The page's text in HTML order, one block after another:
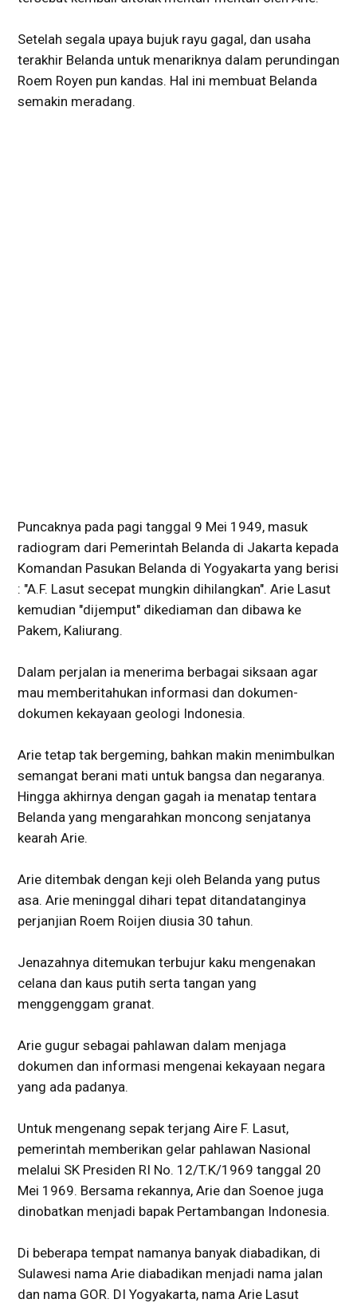
Setelah segala upaya bujuk rayu gagal, dan usaha
terakhir Belanda untuk menariknya dalam perundingan
Roem Royen pun kandas. Hal ini membuat Belanda
semakin meradang.
Puncaknya pada pagi tanggal 9 Mei 1949, masuk
radiogram dari Pemerintah Belanda di Jakarta kepada
Komandan Pasukan Belanda di Yogyakarta yang berisi
: "A.F. Lasut secepat mungkin dihilangkan". Arie Lasut
kemudian "dijemput" dikediaman dan dibawa ke
Pakem, Kaliurang.
Dalam perjalan ia menerima berbagai siksaan agar
mau memberitahukan informasi dan dokumen-
dokumen kekayaan geologi Indonesia.
Arie tetap tak bergeming, bahkan makin menimbulkan
semangat berani mati untuk bangsa dan negaranya.
Hingga akhirnya dengan gagah ia menatap tentara
Belanda yang mengarahkan moncong senjatanya
kearah Arie.
Arie ditembak dengan keji oleh Belanda yang putus
asa. Arie meninggal dihari tepat ditandatanginya
perjanjian Roem Roijen diusia 30 tahun.
Jenazahnya ditemukan terbujur kaku mengenakan
celana dan kaus putih serta tangan yang
menggenggam granat.
Arie gugur sebagai pahlawan dalam menjaga
dokumen dan informasi mengenai kekayaan negara
yang ada padanya.
Untuk mengenang sepak terjang Aire F. Lasut,
pemerintah memberikan gelar pahlawan Nasional
melalui SK Presiden RI No. 12/T.K/1969 tanggal 20
Mei 1969. Bersama rekannya, Arie dan Soenoe juga
dinobatkan menjadi bapak Pertambangan Indonesia.
Di beberapa tempat namanya banyak diabadikan, di
Sulawesi nama Arie diabadikan menjadi nama jalan
dan nama GOR. DI Yogyakarta, nama Arie Lasut